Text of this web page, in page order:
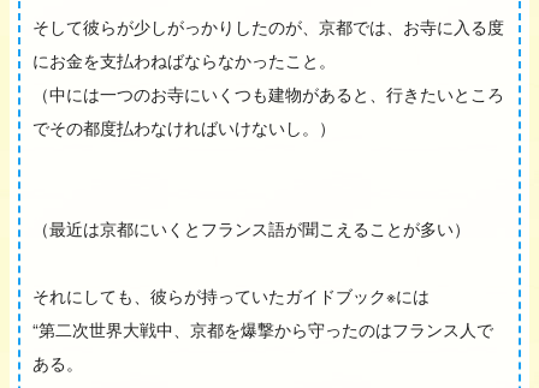
そして彼らが少しがっかりしたのが、京都では、お寺に入る度
にお金を支払わねばならなかったこと。
（中には一つのお寺にいくつも建物があると、行きたいところ
でその都度払わなければいけないし。）
（最近は京都にいくとフランス語が聞こえることが多い）
それにしても、彼らが持っていたガイドブック※には
“第二次世界大戦中、京都を爆撃から守ったのはフランス人で
ある。